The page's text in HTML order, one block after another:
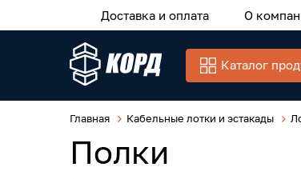
Доставка и оплата О
Каталог
Главная Кабельные лотки и эстакады
Полки